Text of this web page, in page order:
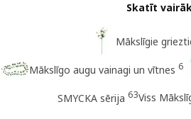
Skatīt
Mākslīgie
Mākslīgo augu vainagi un vītnes 6
SMYCKA sērija 63Viss